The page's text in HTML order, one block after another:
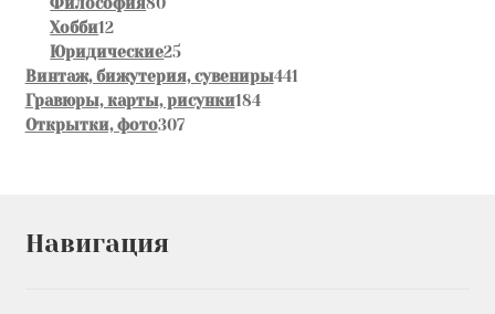
Философия80
Хобби1212
товаров
Юридические2525
товаров
Винтаж, бижутерия, сувениры441441
Гравюры, карты, рисунки184184
Открытки, фото307307
Навигация